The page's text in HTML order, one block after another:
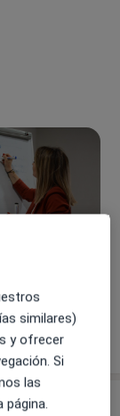
similares)
y ofrecer
Si
las
página.